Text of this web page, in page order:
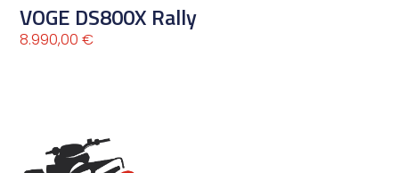
VOGE DS800X Rally
8.990,00€